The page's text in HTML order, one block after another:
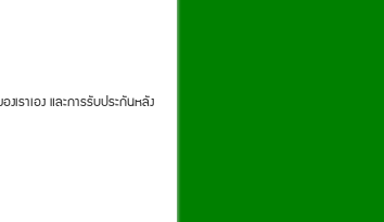
ราเอง และการรับประกันหลัง